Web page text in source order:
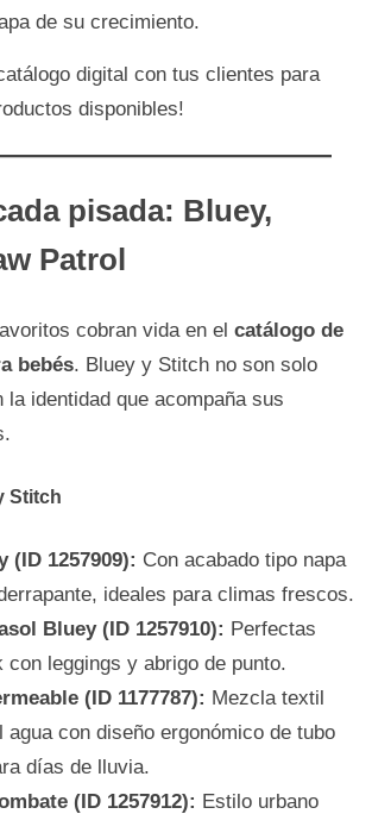
de su crecimiento.
digital con tus clientes para
disponibles!
pisada: Bluey,
Patrol
cobran vida en el catálogo de
bebés. Bluey y Stitch no son solo
la identidad que acompaña sus
Stitch
(ID 1257909): Con acabado tipo napa
ideales para climas frescos.
Bluey (ID 1257910): Perfectas
con leggings y abrigo de punto.
(ID 1177787): Mezcla textil
agua con diseño ergonómico de tubo
días de lluvia.
(ID 1257912): Estilo urbano